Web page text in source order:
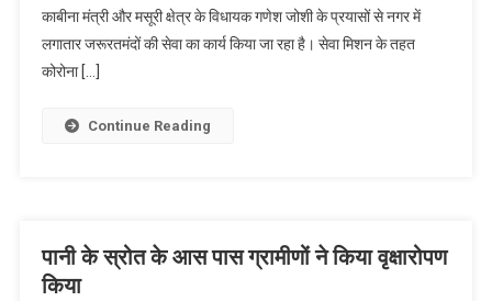
काबीना मंत्री और मसूरी क्षेत्र के विधायक गणेश जोशी के प्रयासों से नगर में
लगातार जरूरतमंदों की सेवा का कार्य किया जा रहा है। सेवा मिशन के तहत
कोरोना […]
Continue Reading
पानी के स्रोत के आस पास ग्रामीणों ने किया वृक्षारोपण
किया